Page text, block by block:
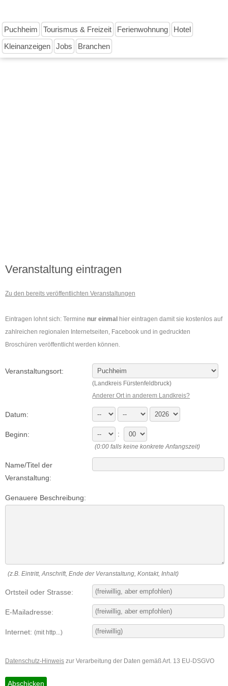
Puchheim Tourismus & Freizeit Ferienwohnung
Hotel
Kleinanzeigen
Jobs Branchen
Veranstaltung eintragen
Zu den bereits veröffentlichten Veranstaltungen
Eintragen lohnt sich: Termine nur einmal hier eintragen damit sie kostenlos auf
zahlreichen regionalen Internetseiten, Facebook und in gedruckten
Broschüren veröffentlicht werden können.
Veranstaltungsort:
(Landkreis Fürstenfeldbruck)
Anderer Ort in anderem Landkreis?
Datum:
Beginn: :
(0:00 falls keine konkrete Anfangszeit)
Name/Titel der
Veranstaltung:
Genauere Beschreibung:
(z.B. Eintritt, Anschrift, Ende der Veranstaltung, Kontakt, Inhalt)
Ortsteil oder Strasse:
E-Mailadresse:
Internet: (mit http...)
Datenschutz-Hinweis zur Verarbeitung der Daten gemäß Art. 13 EU-DSGVO